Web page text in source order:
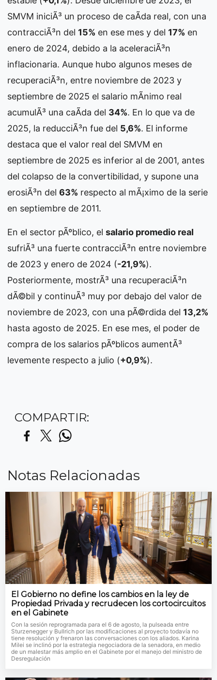
SMVM iniciÃ³ un proceso de caÃ­da real, con una
contracciÃ³n del 15% en ese mes y del 17% en
enero de 2024, debido a la aceleraciÃ³n
inflacionaria. Aunque hubo algunos meses de
recuperaciÃ³n, entre noviembre de 2023 y
septiembre de 2025 el salario mÃ­nimo real
acumulÃ³ una caÃ­da del 34%. En lo que va de
2025, la reducciÃ³n fue del 5,6%. El informe
destaca que el valor real del SMVM en
septiembre de 2025 es inferior al de 2001, antes
del colapso de la convertibilidad, y supone una
erosiÃ³n del 63% respecto al mÃ¡ximo de la serie
en septiembre de 2011.
En el sector pÃºblico, el salario promedio real
sufriÃ³ una fuerte contracciÃ³n entre noviembre
de 2023 y enero de 2024 (-21,9%).
Posteriormente, mostrÃ³ una recuperaciÃ³n
dÃ©bil y continuÃ³ muy por debajo del valor de
noviembre de 2023, con una pÃ©rdida del 13,2%
hasta agosto de 2025. En ese mes, el poder de
compra de los salarios pÃºblicos aumentÃ³
levemente respecto a julio (+0,9%).
COMPARTIR:
Notas Relacionadas
El Gobierno no define los cambios en la ley de
Propiedad Privada y recrudecen los cortocircuitos
en el Gabinete
Con la sesión reprogramada para el 6 de agosto, la pulseada entre
Sturzenegger y Bullrich por las modificaciones al proyecto todavía no
tiene resolución y frenaron las conversaciones con los aliados. Karina
Milei se inclinó por la estrategia negociadora de la senadora, en medio
de un malestar más amplio en el Gabinete por el manejo del ministro de
Desregulación